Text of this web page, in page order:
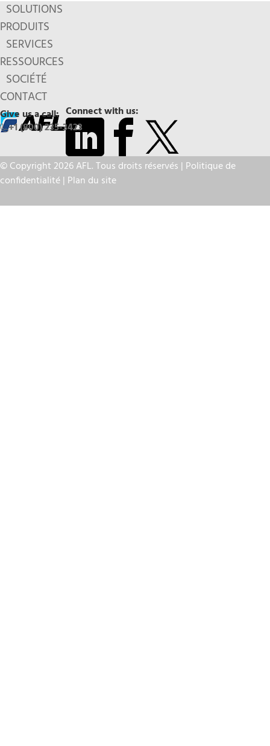
SOLUTIONS
PRODUITS
SERVICES
RESSOURCES
SOCIÉTÉ
CONTACT
Connect with us:
Give us a call:
+1 (800) 235-3423
© Copyright 2026 AFL. Tous droits réservés | Politique de
confidentialité| Plan du site